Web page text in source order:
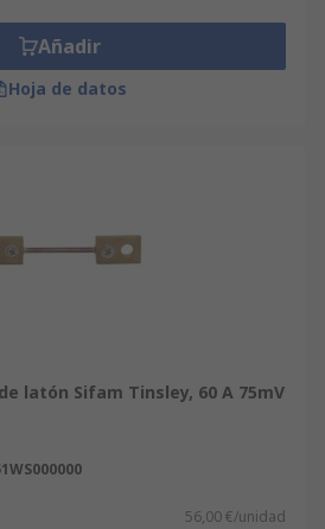
Añadir
Hoja de datos
latón Sifam Tinsley, 60 A 75mV
56,00 €/unidad